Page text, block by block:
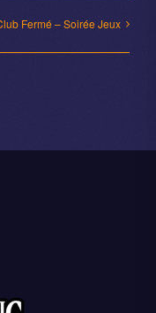
Fermé – Soirée Jeux